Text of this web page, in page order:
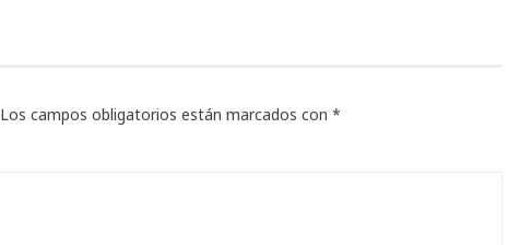
Los campos obligatorios están marcados con *